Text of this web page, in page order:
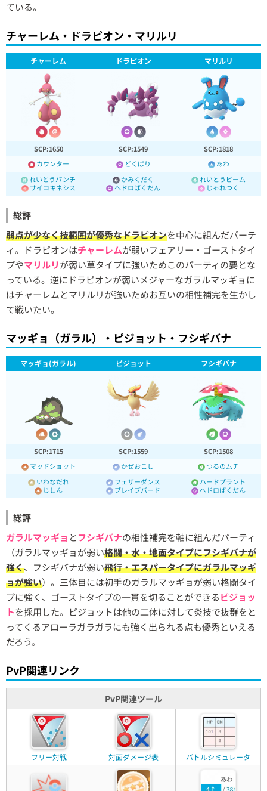
ている。
チャーレム・ドラピオン・マリルリ
チャーレム ドラピオン マリルリ
SCP:1650 SCP:1549
SCP:1818
カウンター
どくばり
あわ
れいとうパンチ
サイコキネシス
かみくだく
ヘドロばくだん
れいとうビーム
じゃれつく
総評
弱点が少なく技範囲が優秀なドラピオンを中心に組んだパーテ
ィ。ドラピオンはチャーレムが弱いフェアリー・ゴーストタイ
プやマリルリが弱い草タイプに強いためこのパーティの要とな
っている。逆にドラピオンが弱いメジャーなガラルマッギョに
はチャーレムとマリルリが強いためお互いの相性補完を生かし
て戦いたい。
マッギョ（ガラル）・ピジョット・フシギバナ
マッギョ(ガラル) ピジョット フシギバナ
SCP:1715 SCP:1559
SCP:1508
マッドショット
かぜおこし
つるのムチ
いわなだれ
じしん
フェザーダンス
ブレイブバード
ハードプラント
ヘドロばくだん
総評
ガラルマッギョ とフシギバナの相性補完を軸に組んだパーティ
（ガラルマッギョが弱い格闘・水・地面タイプにフシギバナが
強く、フシギバナが弱い飛行・エスパータイプにガラルマッギ
ョが強い）。三体目には初手のガラルマッギョが弱い格闘タイ
プに強く、ゴーストタイプの一貫を切ることができるピジョッ
トを採用した。ピジョットは他の二体に対して炎技で抜群をと
ってくるアローラガラガラにも強く出られる点も優秀といえる
だろう。
PvP関連リンク
PvP関連ツール
フリー対戦 対面ダメージ表 バトルシミュレータ